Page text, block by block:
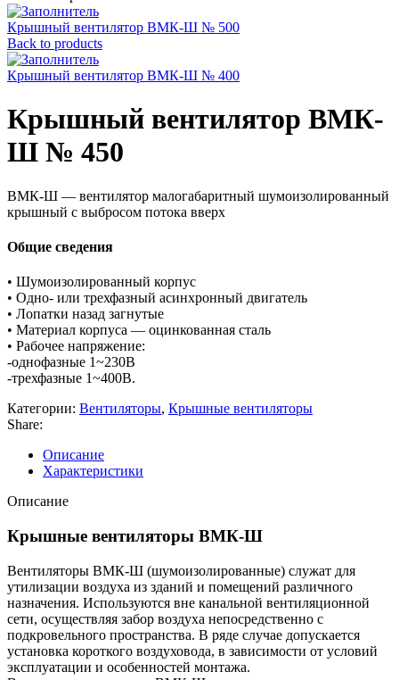
Крышный вентилятор ВМК-Ш № 500
Back to products
Крышный вентилятор ВМК-Ш № 400
Крышный вентилятор ВМК-
Ш № 450
ВМК-Ш — вентилятор малогабаритный шумоизолированный
крышный с выбросом потока вверх
Общие сведения
• Шумоизолированный корпус
• Одно- или трехфазный асинхронный двигатель
• Лопатки назад загнутые
• Материал корпуса — оцинкованная сталь
• Рабочее напряжение:
-однофазные 1~230В
-трехфазные 1~400В.
Категории: Вентиляторы, Крышные вентиляторы
Share:
Описание
Характеристики
Описание
Крышные вентиляторы ВМК-Ш
Вентиляторы ВМК-Ш (шумоизолированные) служат для
утилизации воздуха из зданий и помещений различного
назначения. Используются вне канальной вентиляционной
сети, осуществляя забор воздуха непосредственно с
подкровельного пространства. В ряде случае допускается
установка короткого воздуховода, в зависимости от условий
эксплуатации и особенностей монтажа.